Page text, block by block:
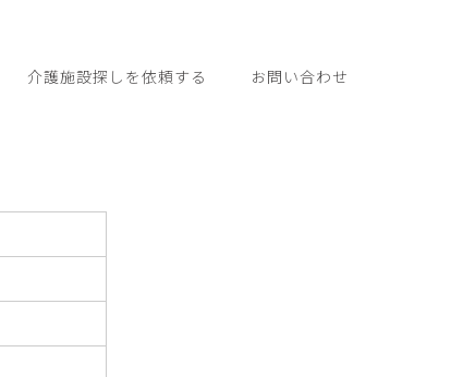
介護施設探しを依頼する お問い合わせ